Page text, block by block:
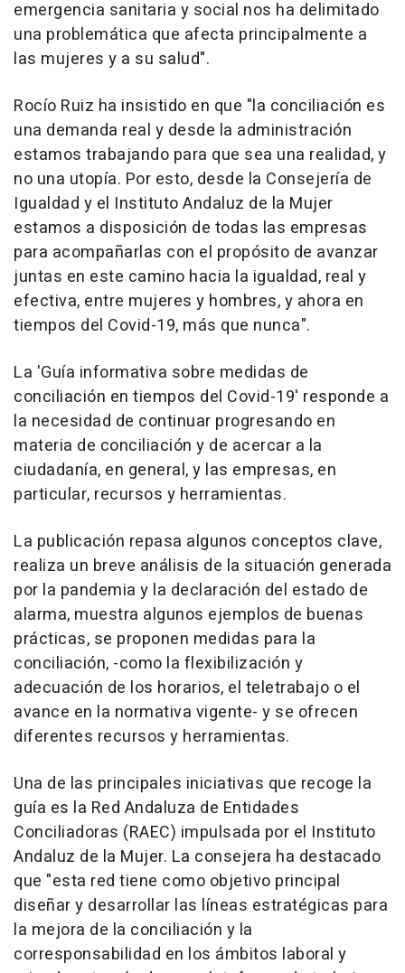
emergencia sanitaria y social nos ha delimitado
una problemática que afecta principalmente a
las mujeres y a su salud".
Rocío Ruiz ha insistido en que "la conciliación es
una demanda real y desde la administración
estamos trabajando para que sea una realidad, y
no una utopía. Por esto, desde la Consejería de
Igualdad y el Instituto Andaluz de la Mujer
estamos a disposición de todas las empresas
para acompañarlas con el propósito de avanzar
juntas en este camino hacia la igualdad, real y
efectiva, entre mujeres y hombres, y ahora en
tiempos del Covid-19, más que nunca".
La 'Guía informativa sobre medidas de
conciliación en tiempos del Covid-19' responde a
la necesidad de continuar progresando en
materia de conciliación y de acercar a la
ciudadanía, en general, y las empresas, en
particular, recursos y herramientas.
La publicación repasa algunos conceptos clave,
realiza un breve análisis de la situación generada
por la pandemia y la declaración del estado de
alarma, muestra algunos ejemplos de buenas
prácticas, se proponen medidas para la
conciliación, -como la flexibilización y
adecuación de los horarios, el teletrabajo o el
avance en la normativa vigente- y se ofrecen
diferentes recursos y herramientas.
Una de las principales iniciativas que recoge la
guía es la Red Andaluza de Entidades
Conciliadoras (RAEC) impulsada por el Instituto
Andaluz de la Mujer. La consejera ha destacado
que "esta red tiene como objetivo principal
diseñar y desarrollar las líneas estratégicas para
la mejora de la conciliación y la
corresponsabilidad en los ámbitos laboral y